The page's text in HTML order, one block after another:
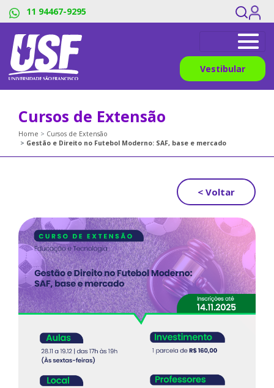
11 94467-9295
Vestibular
Cursos de Extensão
Home
Cursos de Extensão
Gestão e Direito no Futebol Moderno: SAF, base e mercado
< Voltar